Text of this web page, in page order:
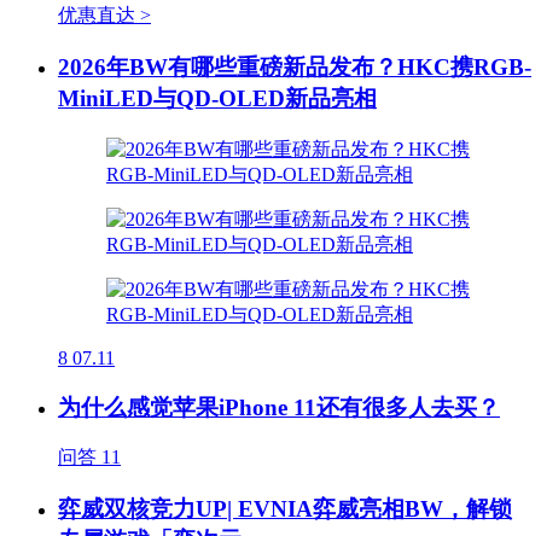
优惠直达 >
2026年BW有哪些重磅新品发布？HKC携RGB-
MiniLED与QD-OLED新品亮相
8 07.11
为什么感觉苹果iPhone 11还有很多人去买？
问答 11
弈威双核竞力UP| EVNIA弈威亮相BW，解锁